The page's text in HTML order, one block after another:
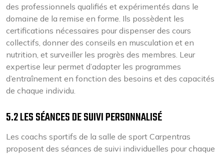
des professionnels qualifiés et expérimentés dans le
domaine de la remise en forme. Ils possèdent les
certifications nécessaires pour dispenser des cours
collectifs, donner des conseils en musculation et en
nutrition, et surveiller les progrès des membres. Leur
expertise leur permet d’adapter les programmes
d’entraînement en fonction des besoins et des capacités
de chaque individu.
5.2 LES SÉANCES DE SUIVI PERSONNALISÉ
Les coachs sportifs de la salle de sport Carpentras
proposent des séances de suivi individuelles pour chaque